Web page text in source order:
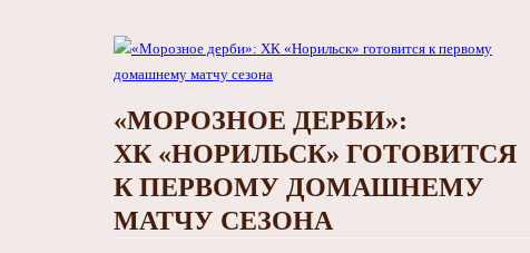
«МОРОЗНОЕ ДЕРБИ»:
ХК «НОРИЛЬСК» ГОТОВИТСЯ
К ПЕРВОМУ ДОМАШНЕМУ
МАТЧУ СЕЗОНА